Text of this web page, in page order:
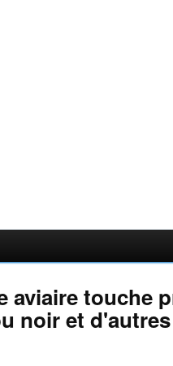
aviaire touche
noir et